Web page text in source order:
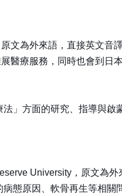
文為外來語，直接英文音
療服務，同時也會到日
」方面的研究、指導與
University，原文為
態原因、軟骨再生等相關